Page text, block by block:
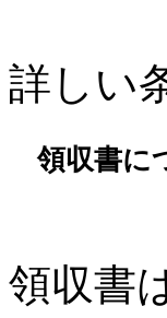
詳しい
領収書に
領収書